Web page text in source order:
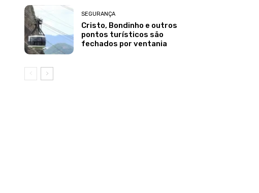
SEGURANÇA
Cristo, Bondinho e outros
pontos turísticos são
fechados por ventania